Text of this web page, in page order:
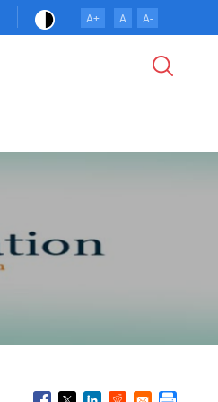
A+ A A-